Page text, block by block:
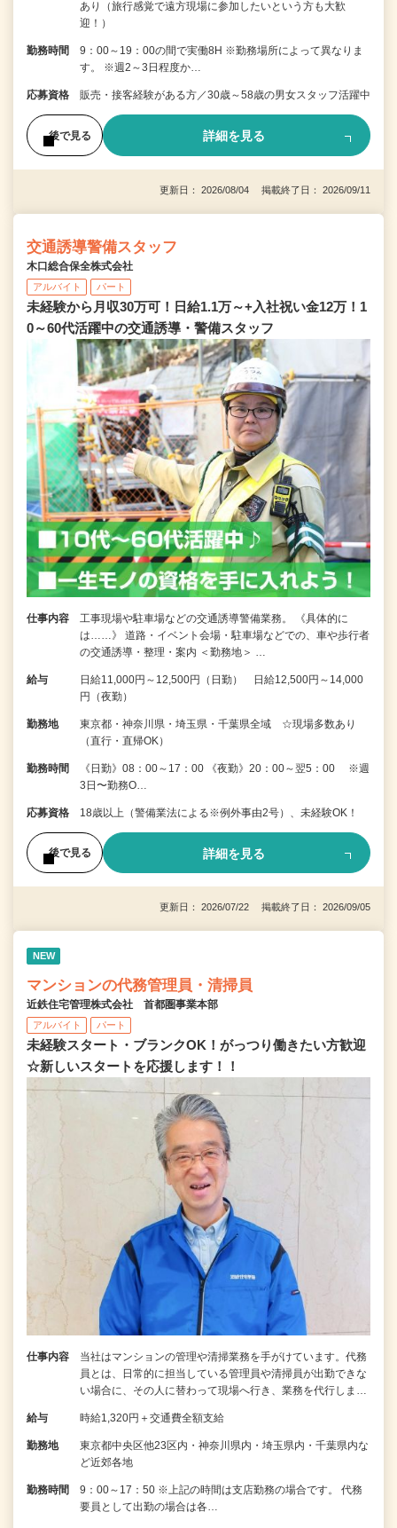
あり（旅行感覚で遠方現場に参加したいという方も大歓
迎！）
勤務時間
9：00～19：00の間で実働8H ※勤務場所によって異なりま
す。 ※週2～3日程度か…
応募資格 販売・接客経験がある方／30歳～58歳の男女スタッフ活躍中
後で見る 詳細を見る
更新日： 2026/08/04 掲載終了日： 2026/09/11
交通誘導警備スタッフ
木口総合保全株式会社
アルバイト パート
未経験から月収30万可！日給1.1万～+入社祝い金12万！1
0～60代活躍中の交通誘導・警備スタッフ
仕事内容
工事現場や駐車場などの交通誘導警備業務。 《具体的に
は……》 道路・イベント会場・駐車場などでの、車や歩行者
の交通誘導・整理・案内 ＜勤務地＞ …
給与
日給11,000円～12,500円（日勤） 日給12,500円～14,000
円（夜勤）
勤務地
東京都・神奈川県・埼玉県・千葉県全域 ☆現場多数あり
（直行・直帰OK）
勤務時間
《日勤》08：00～17：00 《夜勤》20：00～翌5：00 ※週
3日〜勤務O…
応募資格 18歳以上（警備業法による※例外事由2号）、未経験OK！
後で見る 詳細を見る
更新日： 2026/07/22 掲載終了日： 2026/09/05
NEW
マンションの代務管理員・清掃員
近鉄住宅管理株式会社 首都圏事業本部
アルバイト パート
未経験スタート・ブランクOK！がっつり働きたい方歓迎
☆新しいスタートを応援します！！
仕事内容
当社はマンションの管理や清掃業務を手がけています。代務
員とは、日常的に担当している管理員や清掃員が出勤できな
い場合に、その人に替わって現場へ行き、業務を代行しま…
給与 時給1,320円＋交通費全額支給
勤務地
東京都中央区他23区内・神奈川県内・埼玉県内・千葉県内な
ど近郊各地
勤務時間
9：00～17：50 ※上記の時間は支店勤務の場合です。 代務
要員として出勤の場合は各…